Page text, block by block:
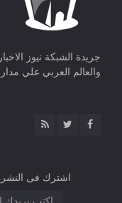
جريدة الشبكة نيوز
والعالم العربي علي
اشترك فى